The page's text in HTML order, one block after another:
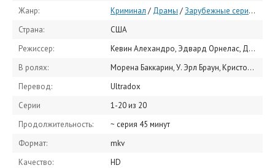
Жанр:
Криминал / Драмы /Зарубежные сериалы
Страна:
США
Режиссер:
Кевин Алехандро, Эдвард Орнелас, Джеймс Стронг
В ролях:
Морена Баккарин, У. Эрл Браун, Кристофер Горам, Мишель Уивер, Жаклин Эмерсон, Мэтт Лауриа, Кристин Бут, Аманда Аркюри, Кэролайн Ри, Джессика Греко
Перевод:
Ultradox
Серии
1-20 из 20
Продолжительность:
~ серия 45 минут
Формат:
mkv
Качество:
HD